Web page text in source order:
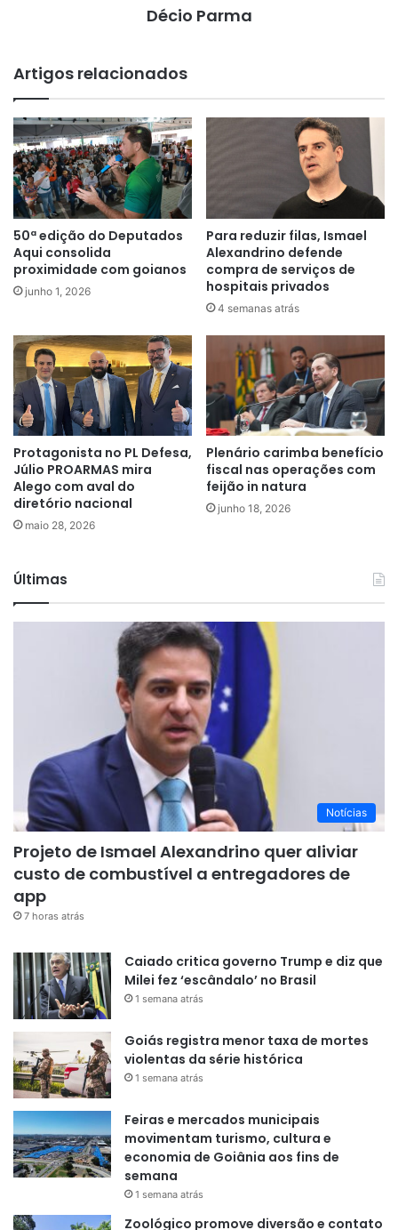
Décio Parma
Artigos relacionados
50ª edição do Deputados
Aqui consolida
proximidade com goianos
junho 1, 2026
Para reduzir filas, Ismael
Alexandrino defende
compra de serviços de
hospitais privados
4 semanas atrás
Protagonista no PL Defesa,
Júlio PROARMAS mira
Alego com aval do
diretório nacional
maio 28, 2026
Plenário carimba benefício
fiscal nas operações com
feijão in natura
junho 18, 2026
Últimas
Notícias
Projeto de Ismael Alexandrino quer aliviar
custo de combustível a entregadores de
app
7 horas atrás
Caiado critica governo Trump e diz que
Milei fez ‘escândalo’ no Brasil
1 semana atrás
Goiás registra menor taxa de mortes
violentas da série histórica
1 semana atrás
Feiras e mercados municipais
movimentam turismo, cultura e
economia de Goiânia aos fins de
semana
1 semana atrás
Zoológico promove diversão e contato